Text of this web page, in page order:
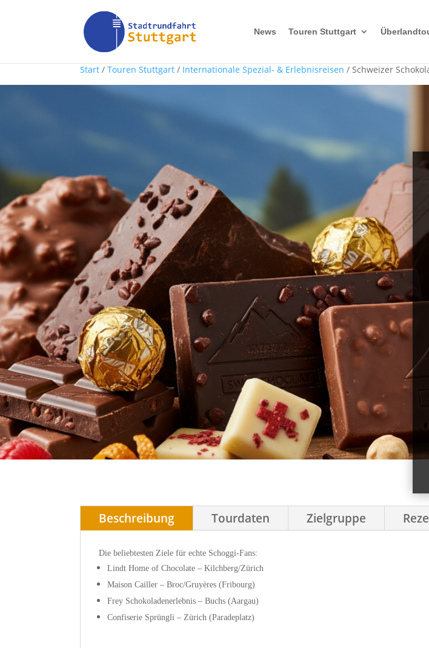
News Touren Stuttgart
Start / Touren Stuttgart / Internationale Spezial- & Erlebnisreisen / Schweizer
Beschreibung Tourdaten Zielgruppe
Die beliebtesten Ziele für echte Schoggi-Fans:
Lindt Home of Chocolate – Kilchberg/Zürich
Maison Cailler – Broc/Gruyères (Fribourg)
Frey Schokoladenerlebnis – Buchs (Aargau)
Confiserie Sprüngli – Zürich (Paradeplatz)